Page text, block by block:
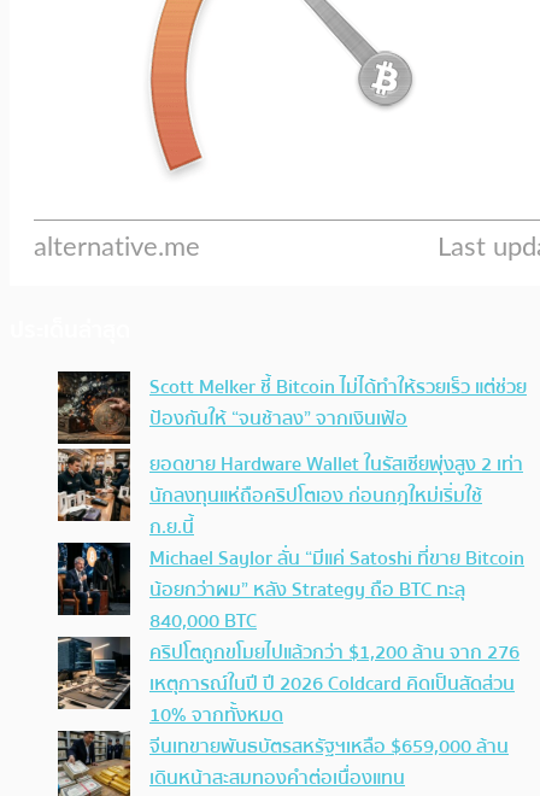
Scott Melker ชี้ Bitcoin ไม่ได้ทำให้รวยเร็ว แต่ช่วย
ป้องกันให้ “จนช้าลง” จากเงินเฟ้อ
ยอดขาย Hardware Wallet ในรัสเซียพุ่งสูง 2 เท่า
นักลงทุนแห่ถือคริปโตเอง ก่อนกฎใหม่เริ่มใช้
ก.ย.นี้
Michael Saylor ลั่น “มีแค่ Satoshi ที่ขาย Bitcoin
น้อยกว่าผม” หลัง Strategy ถือ BTC ทะลุ
840,000 BTC
คริปโตถูกขโมยไปแล้วกว่า $1,200 ล้าน จาก 276
เหตุการณ์ในปี ปี 2026 Coldcard คิดเป็นสัดส่วน
10% จากทั้งหมด
จีนเทขายพันธบัตรสหรัฐฯเหลือ $659,000 ล้าน
เดินหน้าสะสมทองคำต่อเนื่องแทน